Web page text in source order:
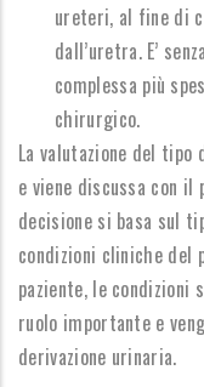
ureteri, al fine di
dall’uretra. E’
complessa più
chirurgico.
La valutazione del
e viene discussa con
decisione si basa sul
condizioni cliniche del
paziente, le condizioni
ruolo importante e
derivazione urinaria.